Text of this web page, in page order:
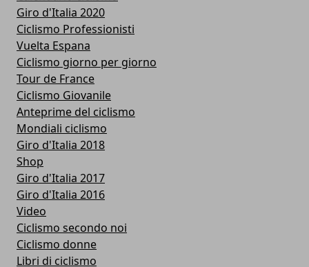
Giro d'Italia 2020
Ciclismo Professionisti
Vuelta Espana
Ciclismo giorno per giorno
Tour de France
Ciclismo Giovanile
Anteprime del ciclismo
Mondiali ciclismo
Giro d'Italia 2018
Shop
Giro d'Italia 2017
Giro d'Italia 2016
Video
Ciclismo secondo noi
Ciclismo donne
Libri di ciclismo